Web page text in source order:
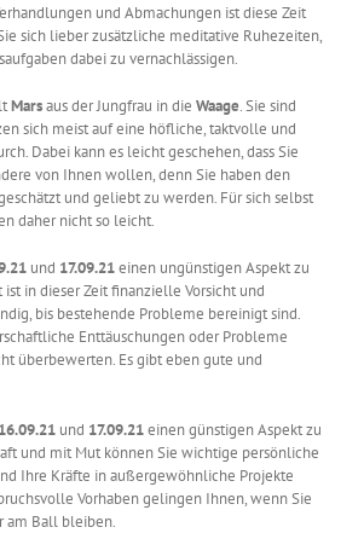
und Abmachungen ist diese Zeit
sich lieber zusätzliche meditative Ruhezeiten,
dabei zu vernachlässigen.
Marsaus der Jungfrau in die Waage. Sie sind
sich meist auf eine höfliche, taktvolle und
Dabei kann es leicht geschehen, dass Sie
von Ihnen wollen, denn Sie haben den
und geliebt zu werden. Für sich selbst
daher nicht so leicht.
und 17.09.21einen ungünstigen Aspekt zu
ist in dieser Zeit finanzielle Vorsicht und
bis bestehende Probleme bereinigt sind.
Enttäuschungen oder Probleme
überbewerten. Es gibt eben gute und
16.09.21 und 17.09.21einen günstigen Aspekt zu
und mit Mut können Sie wichtige persönliche
Ihre Kräfte in außergewöhnliche Projekte
Vorhaben gelingen Ihnen, wenn Sie
am Ball bleiben.